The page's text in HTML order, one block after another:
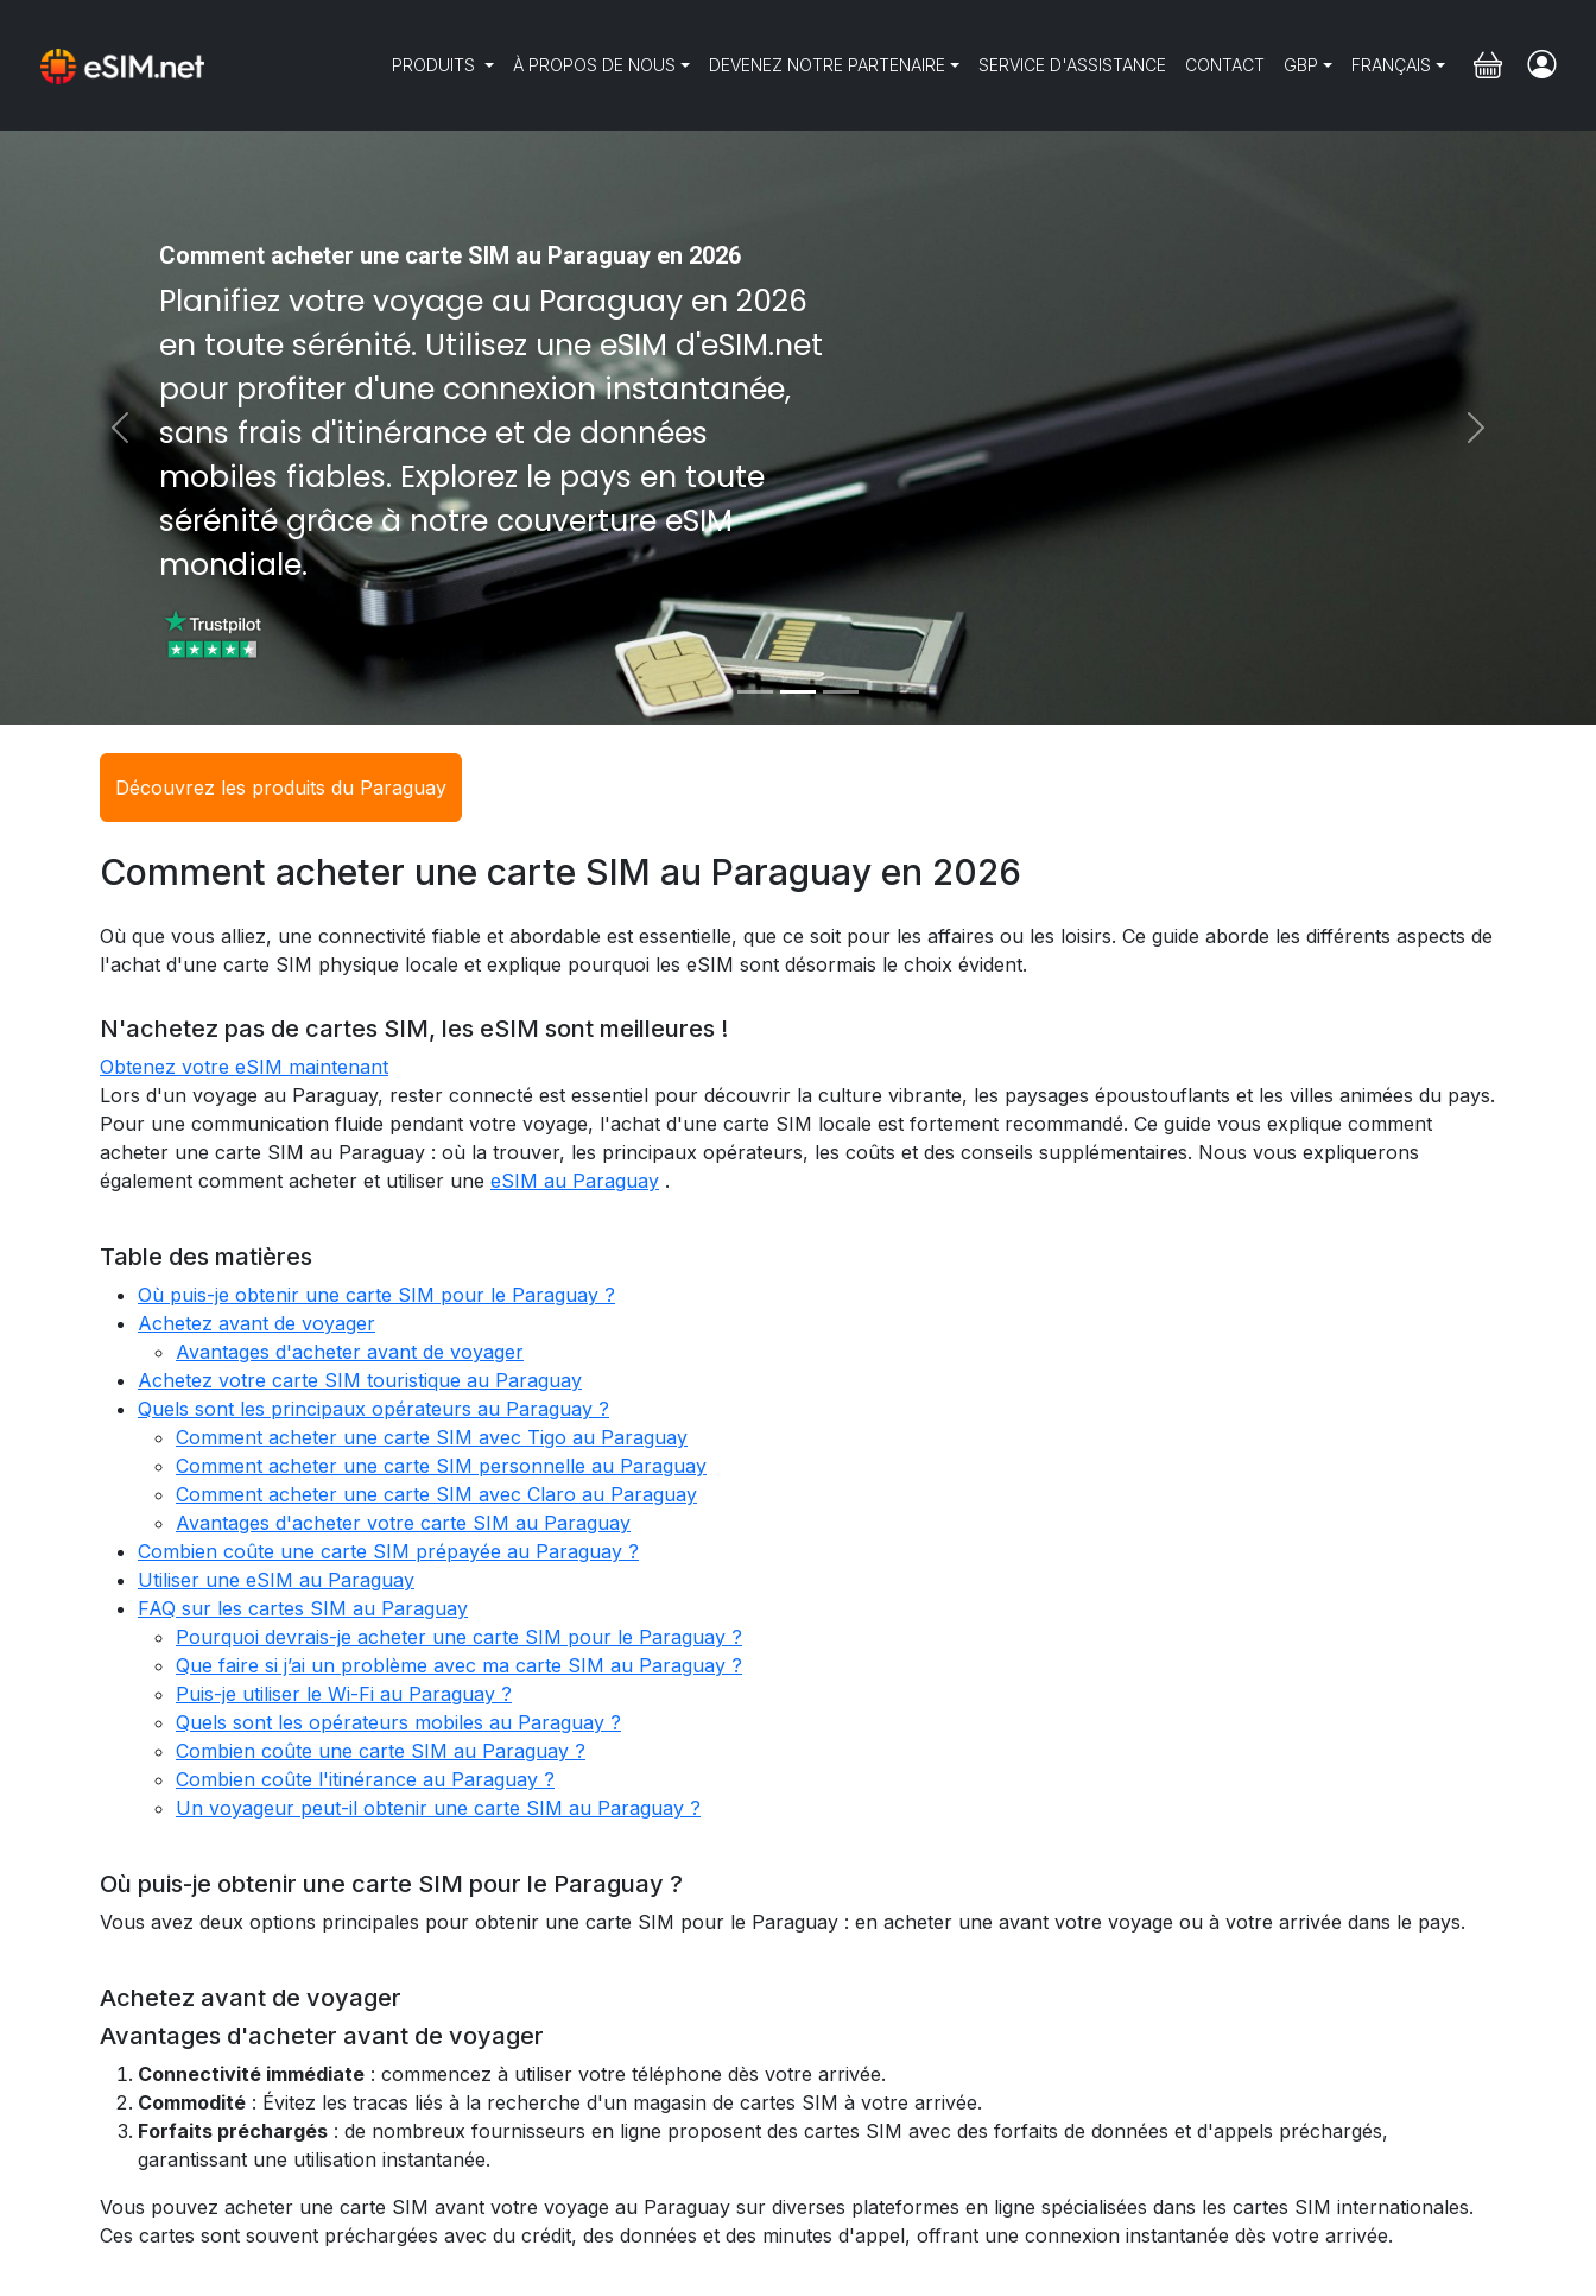
PRODUITS À PROPOS DE NOUS DEVENEZ NOTRE PARTENAIRE SERVICE D'ASSISTANCE CONTACT GBP FRANÇAIS
Comment acheter une carte SIM au Paraguay en 2026
Planifiez votre voyage au Paraguay en 2026
en toute sérénité. Utilisez une eSIM d'eSIM.net
pour profiter d'une connexion instantanée,
sans frais d'itinérance et de données
mobiles fiables. Explorez le pays en toute
sérénité grâce à notre couverture eSIM
mondiale.
Previous Next
Découvrez les produits du Paraguay
Comment acheter une carte SIM au Paraguay en 2026
Où que vous alliez, une connectivité fiable et abordable est essentielle, que ce soit pour les affaires ou les loisirs. Ce guide aborde les différents aspects de
l'achat d'une carte SIM physique locale et explique pourquoi les eSIM sont désormais le choix évident.
N'achetez pas de cartes SIM, les eSIM sont meilleures !
Obtenez votre eSIM maintenant
Lors d'un voyage au Paraguay, rester connecté est essentiel pour découvrir la culture vibrante, les paysages époustouflants et les villes animées du pays.
Pour une communication fluide pendant votre voyage, l'achat d'une carte SIM locale est fortement recommandé. Ce guide vous explique comment
acheter une carte SIM au Paraguay : où la trouver, les principaux opérateurs, les coûts et des conseils supplémentaires. Nous vous expliquerons
également comment acheter et utiliser une eSIM au Paraguay .
Table des matières
Où puis-je obtenir une carte SIM pour le Paraguay ?
Achetez avant de voyager
Avantages d'acheter avant de voyager
Achetez votre carte SIM touristique au Paraguay
Quels sont les principaux opérateurs au Paraguay ?
Comment acheter une carte SIM avec Tigo au Paraguay
Comment acheter une carte SIM personnelle au Paraguay
Comment acheter une carte SIM avec Claro au Paraguay
Avantages d'acheter votre carte SIM au Paraguay
Combien coûte une carte SIM prépayée au Paraguay ?
Utiliser une eSIM au Paraguay
FAQ sur les cartes SIM au Paraguay
Pourquoi devrais-je acheter une carte SIM pour le Paraguay ?
Que faire si j’ai un problème avec ma carte SIM au Paraguay ?
Puis-je utiliser le Wi-Fi au Paraguay ?
Quels sont les opérateurs mobiles au Paraguay ?
Combien coûte une carte SIM au Paraguay ?
Combien coûte l'itinérance au Paraguay ?
Un voyageur peut-il obtenir une carte SIM au Paraguay ?
Où puis-je obtenir une carte SIM pour le Paraguay ?
Vous avez deux options principales pour obtenir une carte SIM pour le Paraguay : en acheter une avant votre voyage ou à votre arrivée dans le pays.
Achetez avant de voyager
Avantages d'acheter avant de voyager
Connectivité immédiate : commencez à utiliser votre téléphone dès votre arrivée.
Commodité : Évitez les tracas liés à la recherche d'un magasin de cartes SIM à votre arrivée.
Forfaits préchargés : de nombreux fournisseurs en ligne proposent des cartes SIM avec des forfaits de données et d'appels préchargés,
garantissant une utilisation instantanée.
Vous pouvez acheter une carte SIM avant votre voyage au Paraguay sur diverses plateformes en ligne spécialisées dans les cartes SIM internationales.
Ces cartes sont souvent préchargées avec du crédit, des données et des minutes d'appel, offrant une connexion instantanée dès votre arrivée.